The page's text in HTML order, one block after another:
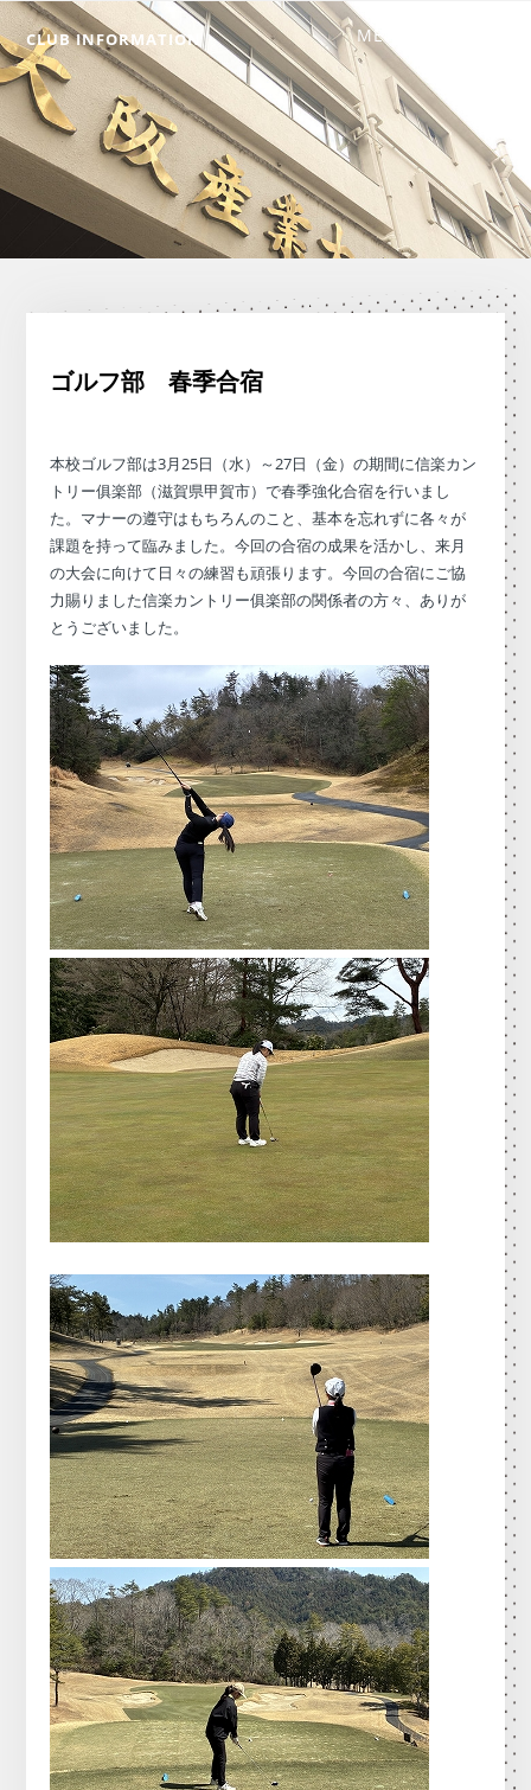
CLUB INFORMATION
ゴルフ部 春季合宿
本校ゴルフ部は3月25日（水）～27日（金）の期間に信楽カン
トリー俱楽部（滋賀県甲賀市）で春季強化合宿を行いまし
た。マナーの遵守はもちろんのこと、基本を忘れずに各々が
課題を持って臨みました。今回の合宿の成果を活かし、来月
の大会に向けて日々の練習も頑張ります。今回の合宿にご協
力賜りました信楽カントリー俱楽部の関係者の方々、ありが
とうございました。